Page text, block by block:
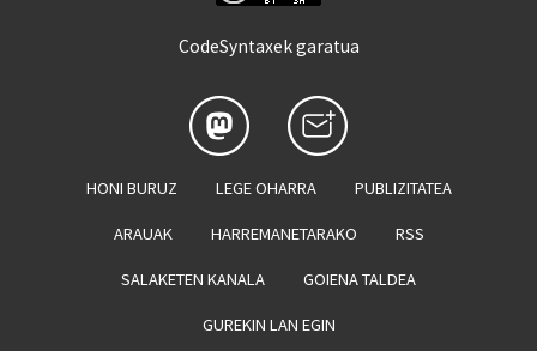
CodeSyntaxek garatua
HONI BURUZ LEGE OHARRA PUBLIZITATEA
ARAUAK HARREMANETARAKO RSS
SALAKETEN KANALA GOIENA TALDEA
GUREKIN LAN EGIN